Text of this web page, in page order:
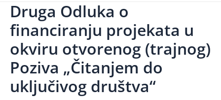
Druga Odluka o
financiranju projekata u
okviru otvorenog (trajnog)
Poziva „Čitanjem do
uključivog društva“